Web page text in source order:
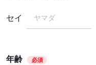
セイ
年齢 必須